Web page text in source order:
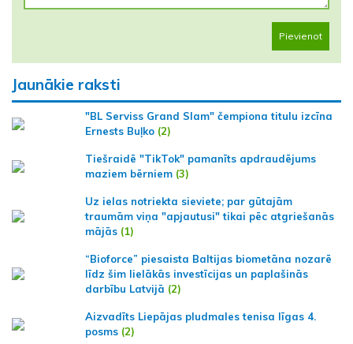
Pievienot
Jaunākie raksti
"BL Serviss Grand Slam" čempiona titulu izcīna
Ernests Buļko (2)
Tiešraidē "TikTok" pamanīts apdraudējums
maziem bērniem (3)
Uz ielas notriekta sieviete; par gūtajām
traumām viņa "apjautusi" tikai pēc atgriešanās
mājās (1)
“Bioforce” piesaista Baltijas biometāna nozarē
līdz šim lielākās investīcijas un paplašinās
darbību Latvijā (2)
Aizvadīts Liepājas pludmales tenisa līgas 4.
posms (2)